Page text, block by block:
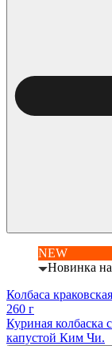
NEW
Новинка
Колбаса
260 г
Куриная колбаска
капустой Ким Чи.